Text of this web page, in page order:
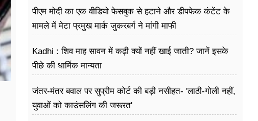
पीएम मोदी का एक वीडियो फेसबुक से हटाने और डीपफेक कंटेंट के
मामले में मेटा प्रमुख मार्क जुकरबर्ग ने मांगी माफी
Kadhi : शिव माह सावन में कढ़ी क्यों नहीं खाई जाती? जानें इसके
पीछे की धार्मिक मान्यता
जंतर-मंतर बवाल पर सुप्रीम कोर्ट की बड़ी नसीहत- 'लाठी-गोली नहीं,
युवाओं को काउंसलिंग की जरूरत'